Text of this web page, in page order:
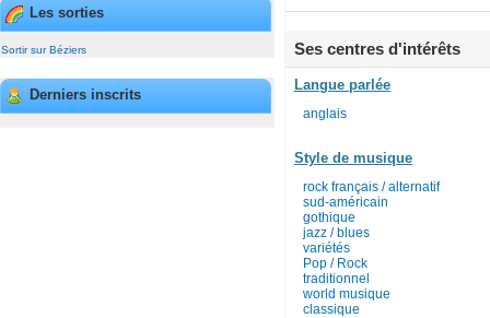
Les sorties
Sortir sur Béziers
Derniers inscrits
Ses centres d'intérêts
Langue parlée
anglais
Style de musique
rock français / alternatif
sud-américain
gothique
jazz / blues
variétés
Pop / Rock
traditionnel
world musique
classique